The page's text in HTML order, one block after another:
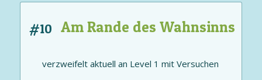
#10 Am Rande des Wahnsinns
verzweifelt aktuell an Level 1 mitVersuchen